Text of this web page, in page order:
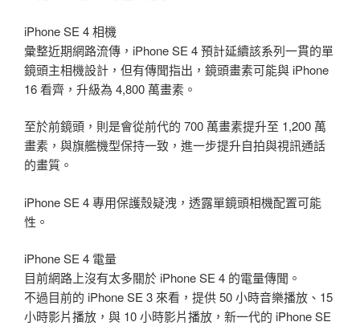
iPhone SE 4 相機
彙整近期網路流傳，iPhone SE 4 預計延續該系列一貫的單
鏡頭主相機設計，但有傳聞指出，鏡頭畫素可能與 iPhone
16 看齊，升級為 4,800 萬畫素。
至於前鏡頭，則是會從前代的 700 萬畫素提升至 1,200 萬
畫素，與旗艦機型保持一致，進一步提升自拍與視訊通話
的畫質。
iPhone SE 4 專用保護殼疑洩，透露單鏡頭相機配置可能
性。
iPhone SE 4 電量
目前網路上沒有太多關於 iPhone SE 4 的電量傳聞。
不過目前的 iPhone SE 3 來看，提供 50 小時音樂播放、15
小時影片播放，與 10 小時影片播放，新一代的 iPhone SE